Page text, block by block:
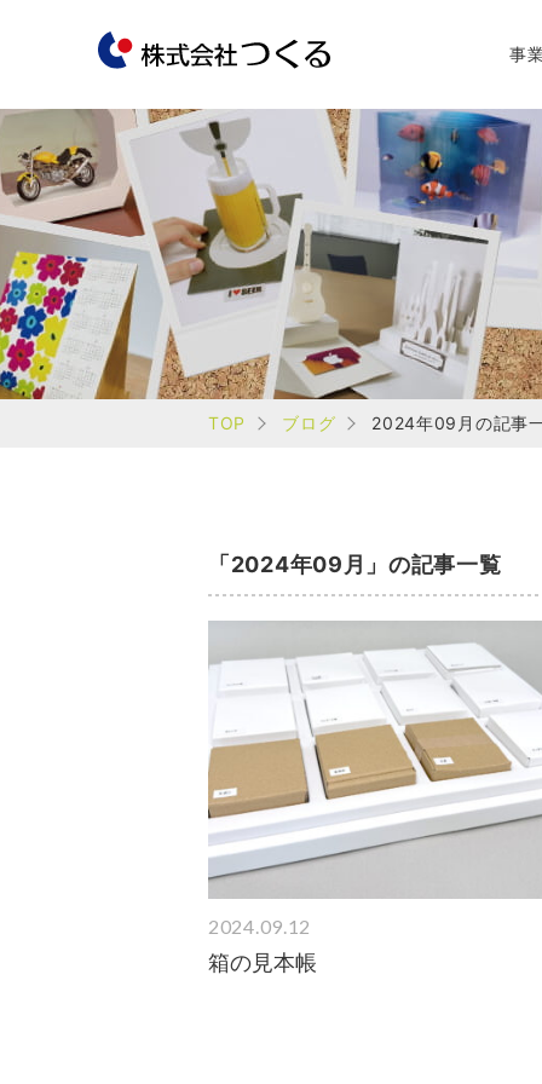
事
TOP ブログ 2024年09月の記事
「2024年09月」の記事一覧
2024.09.12
箱の見本帳